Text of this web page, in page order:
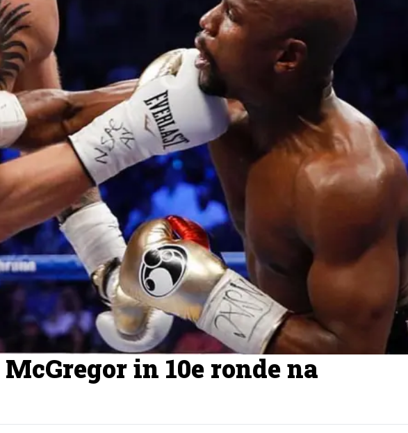
in 10e ronde na